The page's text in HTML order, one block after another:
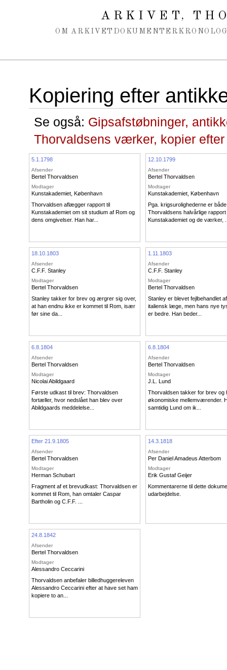
ARKIVET,
OM ARKIVET DOKUMENTER
Kopiering efter
Se også: Gipsafstøbninger,
Thorvaldsens værker, kopier
5.1.1798
Afsender
Bertel Thorvaldsen
Modtager
Kunstakademiet, København
Thorvaldsen aflægger rapport til
Kunstakademiet om sit studium af Rom og
dens omgivelser. Han har...
12.10.1799
Afsender
Bertel Thorvaldsen
Modtager
Kunstakademiet, København
Pga. krigsurolighederne er både
Thorvaldsens halvårlige rapport
Kunstakademiet og de værker,
18.10.1803
Afsender
C.F.F. Stanley
Modtager
Bertel Thorvaldsen
Stanley takker for brev og ærgrer sig over,
at han endnu ikke er kommet til Rom, især
før sine da...
1.11.1803
Afsender
C.F.F. Stanley
Modtager
Bertel Thorvaldsen
Stanley er blevet fejlbehandlet
italiensk læge, men hans nye
er bedre. Han beder...
6.8.1804
Afsender
Bertel Thorvaldsen
Modtager
Nicolai Abildgaard
Første udkast til brev: Thorvaldsen
fortæller, hvor nedslået han blev over
Abildgaards meddelelse...
6.8.1804
Afsender
Bertel Thorvaldsen
Modtager
J.L. Lund
Thorvaldsen takker for brev og
økonomiske mellemværender.
samtidig Lund om ik...
Efter 21.9.1805
Afsender
Bertel Thorvaldsen
Modtager
Herman Schubart
Fragment af et brevudkast: Thorvaldsen er
kommet til Rom, han omtaler Caspar
Bartholin og C.F.F. ...
14.3.1818
Afsender
Per Daniel Amadeus Atterbom
Modtager
Erik Gustaf Geijer
Kommentarerne til dette
udarbejdelse.
24.8.1842
Afsender
Bertel Thorvaldsen
Modtager
Alessandro Ceccarini
Thorvaldsen anbefaler billedhuggereleven
Alessandro Ceccarini efter at have set ham
kopiere to an...